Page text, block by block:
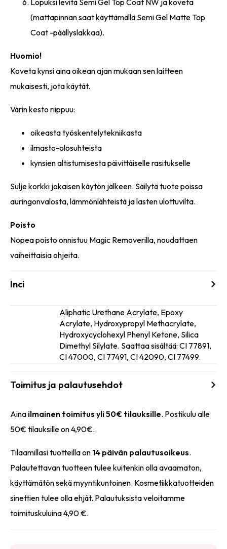
(mattapinnan saat käyttämällä Semi Gel Matte Top
Coat -päällyslakkaa).
Huomio!
Koveta kynsi aina oikean ajan mukaan sen laitteen
mukaisesti, jota käytät.
Värin kesto riippuu:
oikeasta työskentelytekniikasta
ilmasto-olosuhteista
kynsien altistumisesta päivittäiselle rasitukselle
Sulje korkki jokaisen käytön jälkeen. Säilytä tuote poissa
auringonvalosta, lämmönlähteistä ja lasten ulottuvilta.
Poisto
Nopea poisto onnistuu Magic Removerilla, noudattaen
vaiheittaisia ohjeita.
Inci
Aliphatic Urethane Acrylate, Epoxy
Acrylate, Hydroxypropyl Methacrylate,
Hydroxycyclohexyl Phenyl Ketone, Silica
Dimethyl Silylate. Saattaa sisältää: CI 77891,
CI 47000, CI 77491, CI 42090, CI 77499.
Toimitus ja palautusehdot
Aina ilmainen toimitus yli 50€ tilauksille. Postikulu alle
50€ tilauksille on 4,90€.
Tilaamillasi tuotteilla on 14 päivän palautusoikeus.
Palautettavan tuotteen tulee kuitenkin olla avaamaton,
käyttämätön sekä myyntikuntoinen. Kosmetiikkatuotteiden
sinettien tulee olla ehjät. Palautuksista veloitamme
toimituskuluina 4,90 €.